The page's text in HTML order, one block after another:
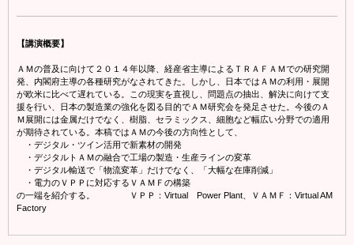
【講演概要】
ＡＭの普及に向けて２０１４年以降、経産省主導によるＴＲＡＦＡＭでの研究開
発、内閣府主導の各種研究がなされてきた。しかし、日本ではＡＭの利用・展開
が欧米に比べて遅れている。この現実を直視し、問題点の抽出、解決に向けて支
援を行い、日本の製造業の強化を図る目的でＡＭ研究会を発足させた。今後のＡ
Ｍ展開には金属だけでなく、樹脂、セラミックス、細胞など幅広い分野での適用
が期待されている。本稿ではＡＭの今後の方向性として、
・デジタル・ツイン活用で新素材の開発
・デジタルトＡＭの融合で工場の製造・生産ラインの変革
・デジタル輸送で「物流変革」だけでなく、「大幅な在庫削減」
・電力のＶＰＰに対応するＶＡＭＦの構築
の一端を紹介する。 ＶＰＰ：Virtual Power Plant、ＶＡＭＦ：Virtual AM
Factory